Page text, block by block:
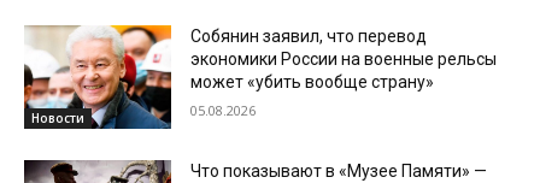
Новости
Собянин заявил, что перевод
экономики России на военные рельсы
может «убить вообще страну»
05.08.2026
Что показывают в «Музее Памяти» —